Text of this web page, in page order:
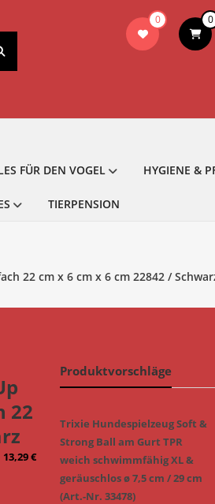
0 0
FÜR DEN VOGEL HYGIENE &
TIERPENSION
22 cm x 6 cm x 6 cm 22842 /
22
13,29€
Produktvorschläge
Trixie Hundespielzeug Soft &
Strong Ball am Gurt TPR
weich schwimmfähig XL &
geräuschlos ø 7,5 cm / 29 cm
(Art.-Nr. 33478)